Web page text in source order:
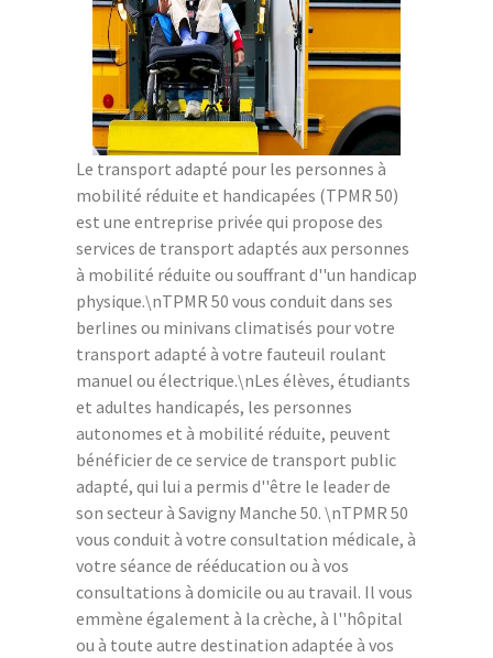
Le transport adapté pour les personnes à
mobilité réduite et handicapées (TPMR 50)
est une entreprise privée qui propose des
services de transport adaptés aux personnes
à mobilité réduite ou souffrant d''un handicap
physique.\nTPMR 50 vous conduit dans ses
berlines ou minivans climatisés pour votre
transport adapté à votre fauteuil roulant
manuel ou électrique.\nLes élèves, étudiants
et adultes handicapés, les personnes
autonomes et à mobilité réduite, peuvent
bénéficier de ce service de transport public
adapté, qui lui a permis d''être le leader de
son secteur à Savigny Manche 50. \nTPMR 50
vous conduit à votre consultation médicale, à
votre séance de rééducation ou à vos
consultations à domicile ou au travail. Il vous
emmène également à la crèche, à l''hôpital
ou à toute autre destination adaptée à vos